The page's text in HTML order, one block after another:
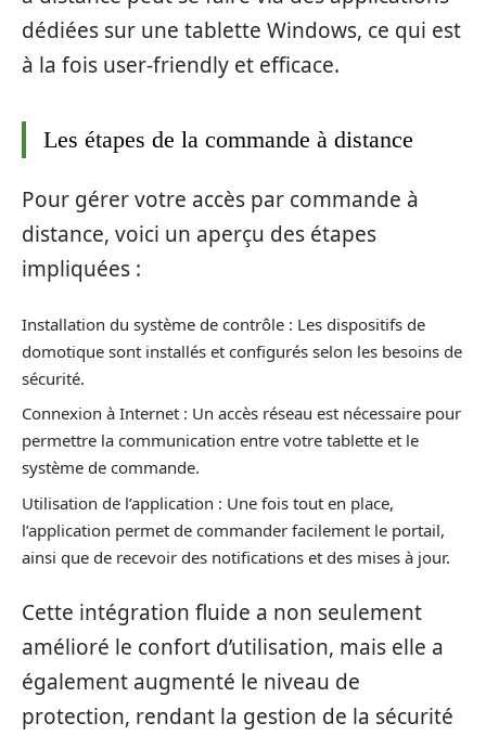
dédiées sur une tablette Windows, ce qui est
à la fois user-friendly et efficace.
Les étapes de la commande à distance
Pour gérer votre accès par commande à
distance, voici un aperçu des étapes
impliquées :
Installation du système de contrôle : Les dispositifs de
domotique sont installés et configurés selon les besoins de
sécurité.
Connexion à Internet : Un accès réseau est nécessaire pour
permettre la communication entre votre tablette et le
système de commande.
Utilisation de l’application : Une fois tout en place,
l’application permet de commander facilement le portail,
ainsi que de recevoir des notifications et des mises à jour.
Cette intégration fluide a non seulement
amélioré le confort d’utilisation, mais elle a
également augmenté le niveau de
protection, rendant la gestion de la sécurité